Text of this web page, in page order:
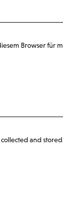
Browser für
and